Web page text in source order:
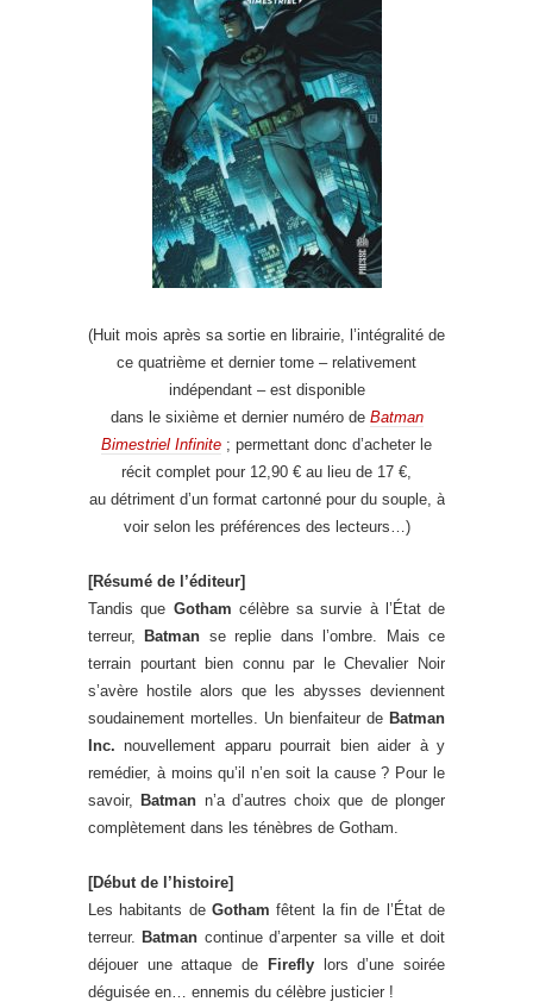
(Huit mois après sa sortie en librairie, l’intégralité de
ce quatrième et dernier tome – relativement
indépendant – est disponible
dans le sixième et dernier numéro de Batman
Bimestriel Infinite ; permettant donc d’acheter le
récit complet pour 12,90 € au lieu de 17 €,
au détriment d’un format cartonné pour du souple, à
voir selon les préférences des lecteurs…)
[Résumé de l’éditeur]
Tandis que Gotham célèbre sa survie à l’État de
terreur,Batman se replie dans l’ombre. Mais ce
terrain pourtant bien connu par le Chevalier Noir
s’avère hostile alors que les abysses deviennent
soudainement mortelles. Un bienfaiteur de Batman
Inc. nouvellement apparu pourrait bien aider à y
remédier, à moins qu’il n’en soit la cause ? Pour le
savoir,Batman n’a d’autres choix que de plonger
complètement dans les ténèbres de Gotham.
[Début de l’histoire]
Les habitants de Gotham fêtent la fin de l’État de
terreur.Batman continue d’arpenter sa ville et doit
déjouer une attaque de Fireflylors d’une soirée
déguisée en… ennemis du célèbre justicier !